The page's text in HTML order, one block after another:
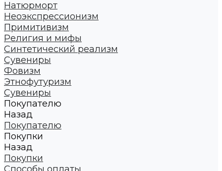
Натюрморт
Неоэкспрессионизм
Примитивизм
Религия и мифы
Синтетический реализм
Сувениры
Фовизм
Этнофутуризм
Сувениры
Покупателю
Назад
Покупателю
Покупки
Назад
Покупки